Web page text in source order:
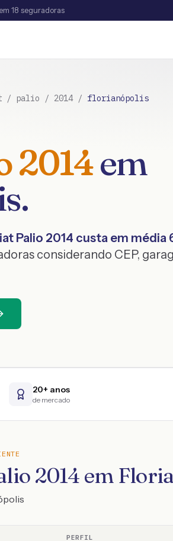
18 seguradoras
/ palio / 2014/ florianópolis
2014em
.
Palio 2014 custa em média
considerando CEP,
20+ anos
de mercado
2014 em
PERFIL